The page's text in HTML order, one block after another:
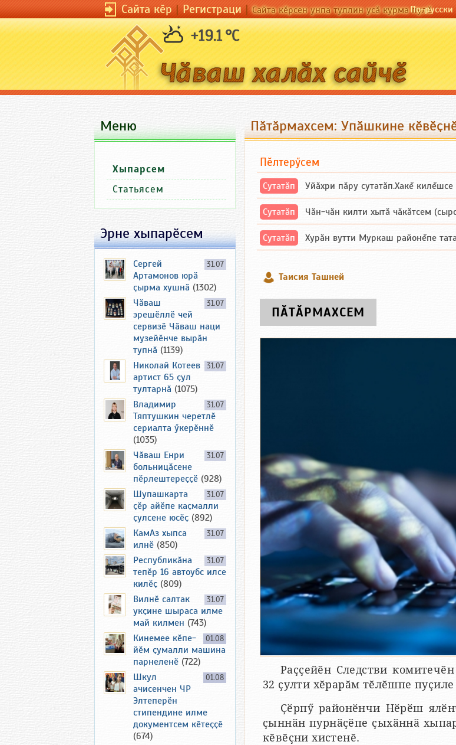
Сайта кӗр|Регистраци|Сайта кӗрсен унпа туллин усӑ курма пулӗПо-русски
+19.1 °C
Пӑтӑрмахсем: Упӑшкине
Пӗлтерӳсем
Сутатӑп Уйăхри пăру сутатăп.Хакĕ килĕшсе
Сутатӑп Чăн-чăн килти хытă чăкăтсем
Сутатӑп Хурăн вутти Муркаш районĕпе тата
Таисия Ташней
ПӐТӐРМАХСЕМ
Раҫҫейӗн Следстви
32 ҫулти хӗрарӑм тӗлӗшпе пуҫиле
Ҫӗрпӳ районӗнчи Нӗрӗш
ҫыннӑн пурнӑҫӗпе ҫыхӑннӑ
кӗвӗҫни хистенӗ.
Меню
Хыпарсем
Статьясем
Эрне хыпарӗсем
31.07
Сергей
Артамонов юрӑ
ҫырма хушнӑ (1302)
31.07
Чӑваш
эрешӗллӗ чей
сервизӗ Чӑваш наци
музейӗнче вырӑн
тупнӑ (1139)
31.07
Николай Котеев
артист 65 ҫул
тултарнӑ (1075)
31.07
Владимир
Тяптушкин черетлӗ
сериалта ӳкерӗннӗ
(1035)
31.07
Чӑваш Енри
больницӑсене
пӗрлештереҫҫӗ (928)
31.07
Шупашкарта
ҫӗр айӗпе каҫмалли
ҫулсене юсӗҫ (892)
31.07
КамАз хыпса
илнӗ (850)
31.07
Республикӑна
тепӗр 16 автоубс илсе
килӗҫ (809)
31.07
Вилнӗ салтак
укҫине шыраса илме
май килмен (743)
01.08
Кинемее кӗпе-
йӗм ҫумалли машина
парнеленӗ (722)
01.08
Шкул
ачисенчен ЧР
Элтеперӗн
стипендине илме
документсем кӗтеҫҫӗ
(674)